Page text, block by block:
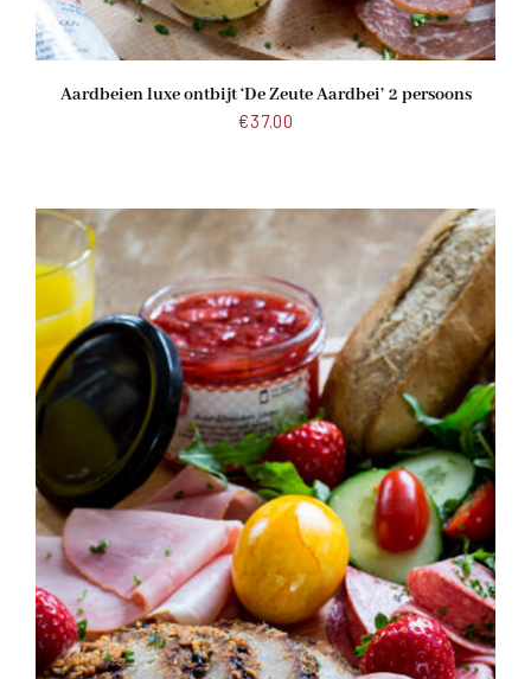
Aardbeien luxe ontbijt ‘De Zeute Aardbei’ 2 persoons
€37.00